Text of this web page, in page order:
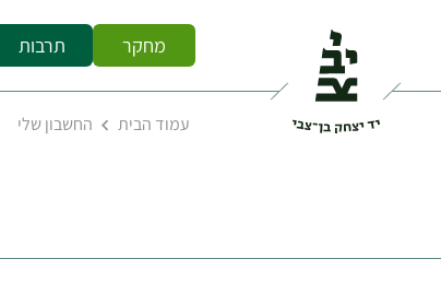
מחקר תרבות
עמוד הבית החשבון שלי